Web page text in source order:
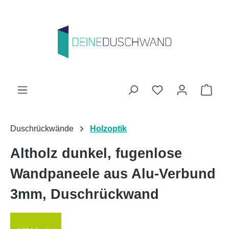
Du hast 0
Duschrückwände Holzoptik
Altholz dunkel, fugenlose
Wandpaneele aus Alu-Verbund
3mm, Duschrückwand